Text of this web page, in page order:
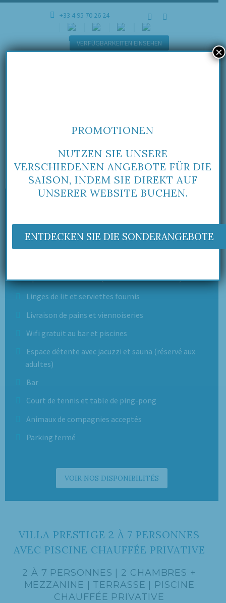
+33 4 95 70 26 24
VERFÜGBARKEITEN EINSEHEN
1 piscine privative chauffée hors saison (en cours de
2 piscines communes (1 chauffée hors saison)
Linges de lit et serviettes fournis
Livraison de pains et viennoiseries
Wifi gratuit au bar et piscines
Espace détente avec jacuzzi et sauna (réservé aux
adultes)
Bar
Court de tennis et table de ping-pong
Animaux de compagnies acceptés
Parking fermé
VOIR NOS DISPONIBILITÉS
VILLA PRESTIGE 2 À 7 PERSONNES
AVEC PISCINE CHAUFFÉE PRIVATIVE
2 À 7 PERSONNES | 2 CHAMBRES +
MEZZANINE | TERRASSE | PISCINE
CHAUFFÉE PRIVATIVE
PROMOTIONEN
NUTZEN SIE UNSERE
VERSCHIEDENEN ANGEBOTE FÜR DIE
SAISON, INDEM SIE DIREKT AUF
UNSERER WEBSITE BUCHEN.
ENTDECKEN SIE DIE SONDERANGEBOTE
×